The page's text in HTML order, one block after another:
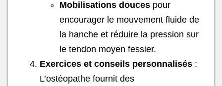
Mobilisations douces pour
encourager le mouvement fluide de
la hanche et réduire la pression sur
le tendon moyen fessier.
Exercices et conseils personnalisés :
L’ostéopathe fournit des